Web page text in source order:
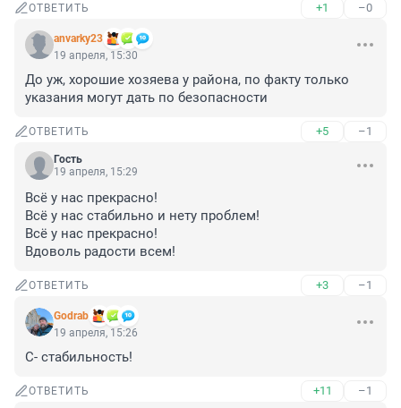
ОТВЕТИТЬ +1 –0
anvarky23
19 апреля, 15:30
До уж, хорошие хозяева у района, по факту только
указания могут дать по безопасности
ОТВЕТИТЬ +5 –1
Гость
19 апреля, 15:29
Всё у нас прекрасно!
Всё у нас стабильно и нету проблем!
Всё у нас прекрасно!
Вдоволь радости всем!
ОТВЕТИТЬ +3 –1
Godrab
19 апреля, 15:26
С- стабильность!
ОТВЕТИТЬ +11 –1